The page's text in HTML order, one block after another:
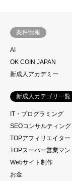
案件情報
AI
OK COIN JAPAN
新成人アカデミー
新成人カテゴリ一覧
IT・プログラミング
SEOコンサルティング
TOPアフィリエイター
TOPスーパー営業マン
Webサイト制作
お金